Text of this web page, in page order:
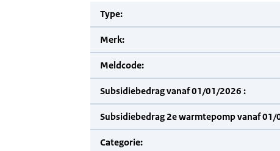
Type:
Merk:
Meldcode:
Subsidiebedrag vanaf 01/01/2026 :
Subsidiebedrag 2e warmtepomp vanaf
Categorie: